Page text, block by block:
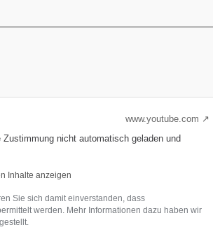
www.youtube.com
nicht automatisch geladen und
Inhalte anzeigen
Sie sich damit einverstanden, dass
werden. Mehr Informationen dazu haben wir